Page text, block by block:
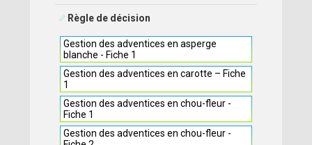
Règle de décision
Gestion des adventices en asperge
blanche - Fiche 1
Gestion des adventices en carotte – Fiche
1
Gestion des adventices en chou-fleur -
Fiche 1
Gestion des adventices en chou-fleur -